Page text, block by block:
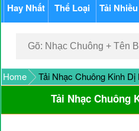
Hay Nhất Thể Loại Tải Nhiều
Home Tải Nhạc Chuông Kinh Dị
Tải Nhạc Chuông